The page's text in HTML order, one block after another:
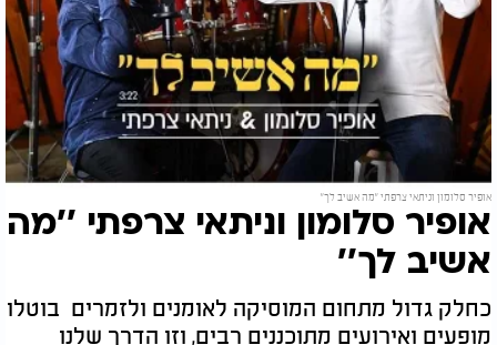
אופיר סלומון וניתאי צרפתי "מה אשיב לך"
אופיר סלומון וניתאי צרפתי ’’מה
אשיב לך’’
כחלק גדול מתחום המוסיקה לאומנים ולזמרים בוטלו
מופעים ואירועים מתוכננים רבים, וזו הדרך שלנו